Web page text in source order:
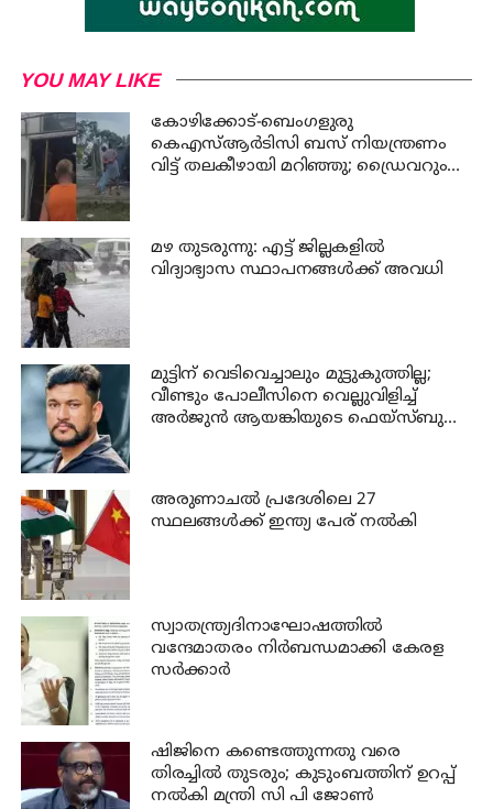
YOU MAY LIKE
കോഴിക്കോട്-ബെംഗളുരു
കെഎസ്ആര്‍ടിസി ബസ് നിയന്ത്രണം
വിട്ട് തലകീഴായി മറിഞ്ഞു; ഡ്രൈവറും
മഴ തുടരുന്നു: എട്ട് ജില്ലകളില്‍
വിദ്യാഭ്യാസ സ്ഥാപനങ്ങള്‍ക്ക് അവധി
മുട്ടിന് വെടിവെച്ചാലും മുട്ടുകുത്തില്ല;
വീണ്ടും പോലീസിനെ വെല്ലുവിളിച്ച്
അര്‍ജുന്‍ ആയങ്കിയുടെ ഫെയ്‌സ്ബുക്ക്
അരുണാചല്‍ പ്രദേശിലെ 27
സ്ഥലങ്ങള്‍ക്ക് ഇന്ത്യ പേര് നല്‍കി
സ്വാതന്ത്ര്യദിനാഘോഷത്തില്‍
വന്ദേമാതരം നിര്‍ബന്ധമാക്കി കേരള
സര്‍ക്കാര്‍
ഷിജിനെ കണ്ടെത്തുന്നതു വരെ
തിരച്ചില്‍ തുടരും; കുടുംബത്തിന് ഉറപ്പ്
നല്‍കി മന്ത്രി സി പി ജോണ്‍